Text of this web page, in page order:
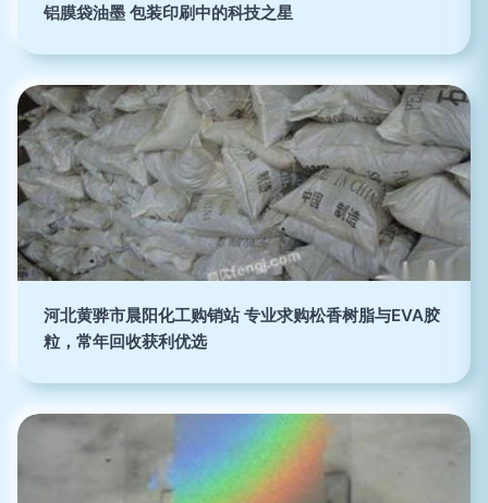
铝膜袋油墨 包装印刷中的科技之星
河北黄骅市晨阳化工购销站 专业求购松香树脂与EVA胶
粒，常年回收获利优选